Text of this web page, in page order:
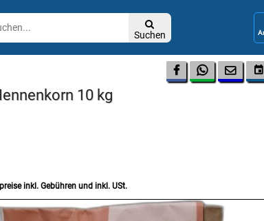

Suchen
   
10 kg
inkl. Gebühren und inkl. USt.